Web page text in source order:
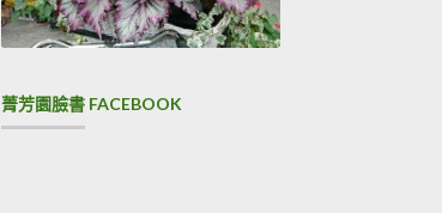
菁芳園臉書 FACEBOOK